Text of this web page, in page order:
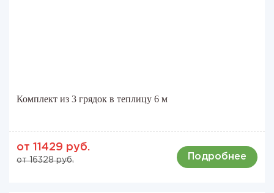
Комплект из 3 грядок в теплицу 6 м
от 11429 руб.
от 16328 руб. Подробнее